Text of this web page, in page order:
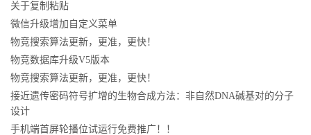
关于复制粘贴
微信升级增加自定义菜单
物竞搜索算法更新，更准，更快！
物竞数据库升级V5版本
物竞搜索算法更新，更准，更快！
接近遗传密码符号扩增的生物合成方法：非自然DNA碱基对的分子
设计
手机端首屏轮播位试运行免费推广！！